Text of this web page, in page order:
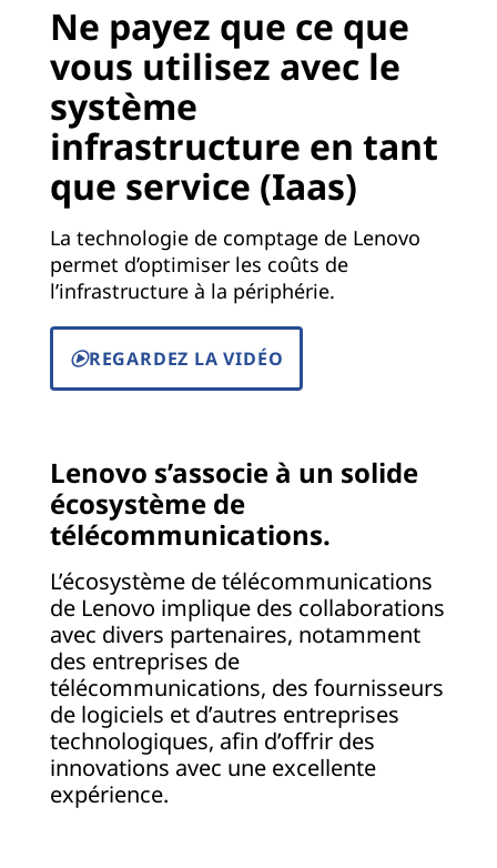
Ne payez que ce que
vous utilisez avec le
système
infrastructure en tant
que service (Iaas)
La technologie de comptage de Lenovo
permet d’optimiser les coûts de
l’infrastructure à la périphérie.
REGARDEZ LA VIDÉO
Lenovo s’associe à un solide
écosystème de
télécommunications.
L’écosystème de télécommunications
de Lenovo implique des collaborations
avec divers partenaires, notamment
des entreprises de
télécommunications, des fournisseurs
de logiciels et d’autres entreprises
technologiques, afin d’offrir des
innovations avec une excellente
expérience.